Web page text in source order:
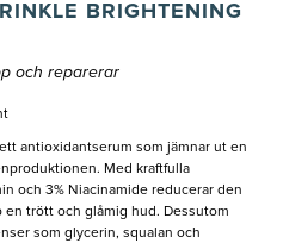
BRIGHTENING
och reparerar
antioxidantserum som jämnar ut en
Med kraftfulla
och 3% Niacinamide reducerar den
trött och glåmig hud. Dessutom
som glycerin, squalan och